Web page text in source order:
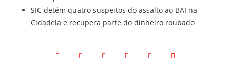
SIC detém quatro suspeitos do assalto ao BAI na
Cidadela e recupera parte do dinheiro roubado